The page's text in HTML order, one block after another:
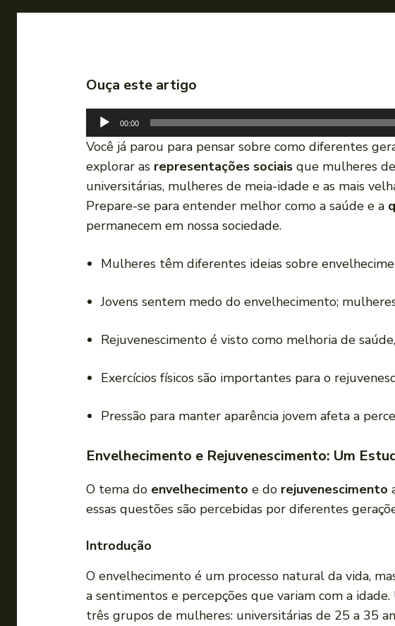
Ouça este artigo
o
d
r
á
d
o
00:00
Você já parou para pensar sobre como diferentes
explorar as representações sociais que mulheres
universitárias, mulheres de meia-idade e as mais
Prepare-se para entender melhor como a saúde e a
permanecem em nossa sociedade.
Mulheres têm diferentes ideias sobre
Jovens sentem medo do envelhecimento;
Rejuvenescimento é visto como melhoria de
Exercícios físicos são importantes para o
Pressão para manter aparência jovem afeta a
Envelhecimento e Rejuvenescimento: Um
O tema do envelhecimento e do rejuvenescimento
essas questões são percebidas por diferentes
Introdução
O envelhecimento é um processo natural da vida,
a sentimentos e percepções que variam com a
três grupos de mulheres: universitárias de 25 a 35